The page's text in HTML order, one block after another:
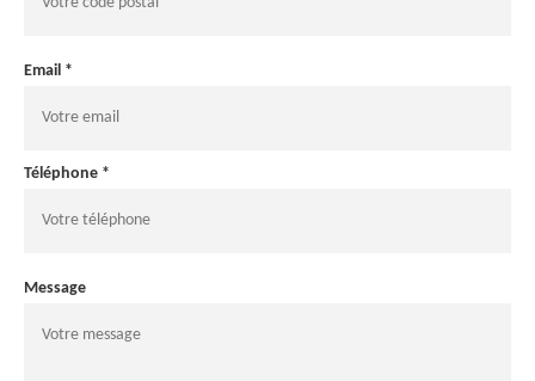
Email *
Téléphone *
Message